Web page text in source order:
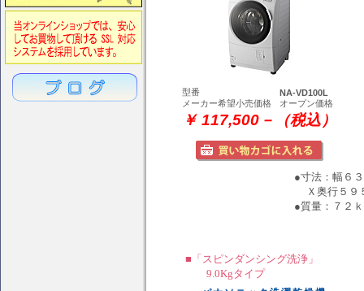
型番
NA-VD100L
メーカー希望小売価格
オープン価格
￥ 117,500－（税込）
●寸法：幅６
Ｘ奥行５９
●質量：７２
■「スピンダンシング洗浄」
9.0Kgタイプ